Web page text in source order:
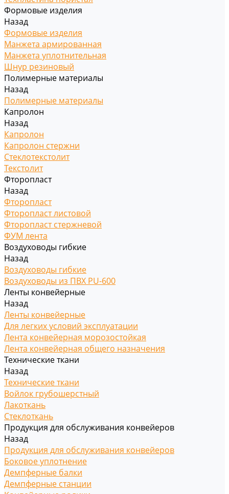
Формовые изделия
Назад
Формовые изделия
Манжета армированная
Манжета уплотнительная
Шнур резиновый
Полимерные материалы
Назад
Полимерные материалы
Капролон
Назад
Капролон
Капролон стержни
Стеклотекстолит
Текстолит
Фторопласт
Назад
Фторопласт
Фторопласт листовой
Фторопласт стержневой
ФУМ лента
Воздуховоды гибкие
Назад
Воздуховоды гибкие
Воздуховоды из ПВХ PU-600
Ленты конвейерные
Назад
Ленты конвейерные
Для легких условий эксплуатации
Лента конвейерная морозостойкая
Лента конвейерная общего назначения
Технические ткани
Назад
Технические ткани
Войлок грубошерстный
Лакоткань
Стеклоткань
Продукция для обслуживания конвейеров
Назад
Продукция для обслуживания конвейеров
Боковое уплотнение
Демпферные балки
Демпферные станции